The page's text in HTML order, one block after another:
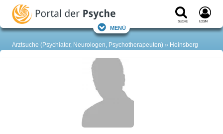
Suche Login
Menü
Arztsuche (Psychiater, Neurologen, Psychotherapeuten) Heinsberg